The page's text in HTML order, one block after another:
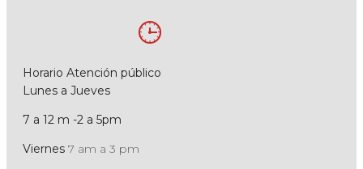
Horario Atención público
Lunes a Jueves
7 a 12 m -2 a 5pm
Viernes 7 am a 3 pm